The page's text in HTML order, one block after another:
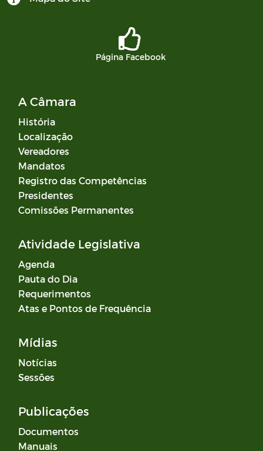
Página Facebook
A Câmara
História
Localização
Vereadores
Mandatos
Registro das Competências
Presidentes
Comissões Permanentes
Atividade Legislativa
Agenda
Pauta do Dia
Requerimentos
Atas e Pontos de Frequência
Mídias
Notícias
Sessões
Publicações
Documentos
Manuais